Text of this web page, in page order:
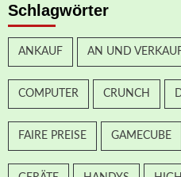
Schlagwörter
ANKAUF AN UND
COMPUTER CRUNCH
FAIRE PREISE GAMECUBE